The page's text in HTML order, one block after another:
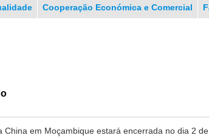
Cooperação Económica e Comercial
em Moçambique estará encerrada no dia 2 de